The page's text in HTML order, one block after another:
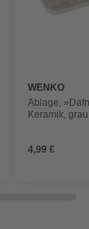
WENKO
Ablage,
Keramik, grau
4,99 €